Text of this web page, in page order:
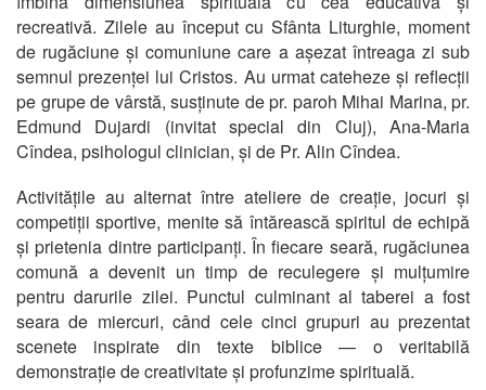
recreativă. Zilele au început cu Sfânta Liturghie, moment
de rugăciune și comuniune care a așezat întreaga zi sub
semnul prezenței lui Cristos. Au urmat cateheze și reflecții
pe grupe de vârstă, susținute de pr. paroh Mihai Marina, pr.
Edmund Dujardi (invitat special din Cluj), Ana-Maria
Cîndea, psihologul clinician, și de Pr. Alin Cîndea.
Activitățile au alternat între ateliere de creație, jocuri și
competiții sportive, menite să întărească spiritul de echipă
și prietenia dintre participanți. În fiecare seară, rugăciunea
comună a devenit un timp de reculegere și mulțumire
pentru darurile zilei. Punctul culminant al taberei a fost
seara de miercuri, când cele cinci grupuri au prezentat
scenete inspirate din texte biblice — o veritabilă
demonstrație de creativitate și profunzime spirituală.